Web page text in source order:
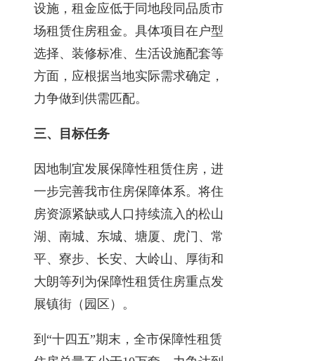
设施，租金应低于同地段同品质市
场租赁住房租金。具体项目在户型
选择、装修标准、生活设施配套等
方面，应根据当地实际需求确定，
力争做到供需匹配。
三、目标任务
因地制宜发展保障性租赁住房，进
一步完善我市住房保障体系。将住
房资源紧缺或人口持续流入的松山
湖、南城、东城、塘厦、虎门、常
平、寮步、长安、大岭山、厚街和
大朗等列为保障性租赁住房重点发
展镇街（园区）。
到“十四五”期末，全市保障性租赁